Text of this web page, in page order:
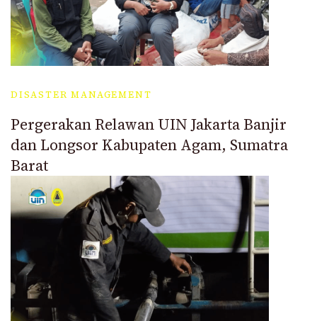
DISASTER MANAGEMENT
Pergerakan Relawan UIN Jakarta Banjir
dan Longsor Kabupaten Agam, Sumatra
Barat